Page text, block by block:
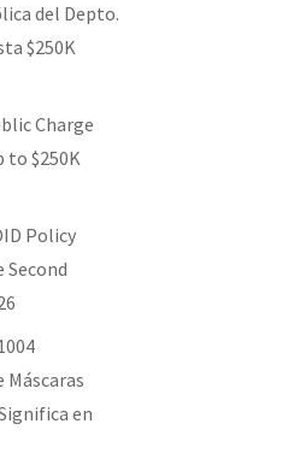
del Depto.
$250K
Charge
to $250K
Policy
Second
en